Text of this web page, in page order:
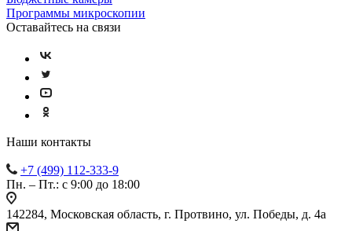
Программы микроскопии
Оставайтесь на связи
Наши контакты
+7 (499) 112-333-9
Пн. – Пт.: с 9:00 до 18:00
142284, Московская область, г. Протвино, ул. Победы, д. 4а